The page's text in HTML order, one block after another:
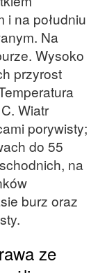
i na południu
Na
Wysoko
przyrost
Wiatr
porywisty;
do 55
na
burz oraz
ze